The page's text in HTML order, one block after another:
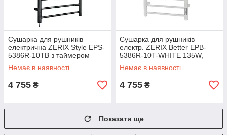
Сушарка для рушників
електрична ZERIX Style EPS-
5386R-10TB з таймером
(ZX4607)
Немає в наявності
4 755 ₴
Сушарка для рушників
електр. ZERIX Better EPB-
5386R-10T-WHITE 135W,
220-240V з таймером
(ZX4917)
Немає в наявності
4 755 ₴
Показати ще